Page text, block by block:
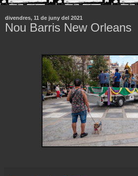
divendres, 11 de juny del 2021
Nou Barris New Orleans